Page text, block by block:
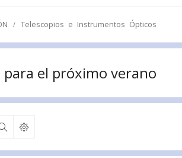
Telescopios e Instrumentos Ópticos
el próximo verano